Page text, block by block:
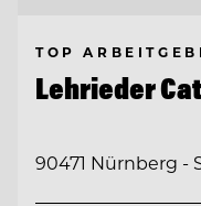
TOP
Lehrieder
90471 Nürnberg -